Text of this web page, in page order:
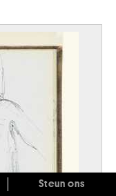
Steun ons